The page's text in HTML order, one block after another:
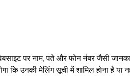
पर नाम, पते और फोन नंबर जैसी
कि उनकी मेलिंग सूची में शामिल होना है या